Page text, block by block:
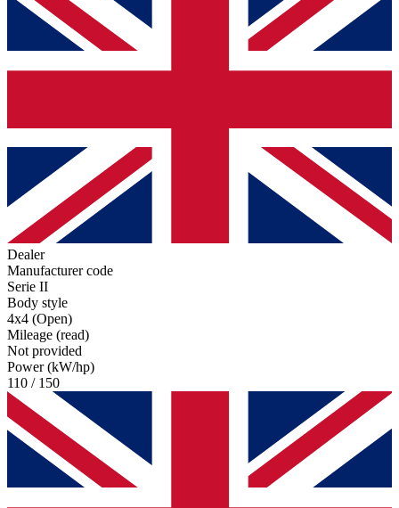
Dealer
Manufacturer code
Serie II
Body style
4x4 (Open)
Mileage (read)
Not provided
Power (kW/hp)
110 / 150